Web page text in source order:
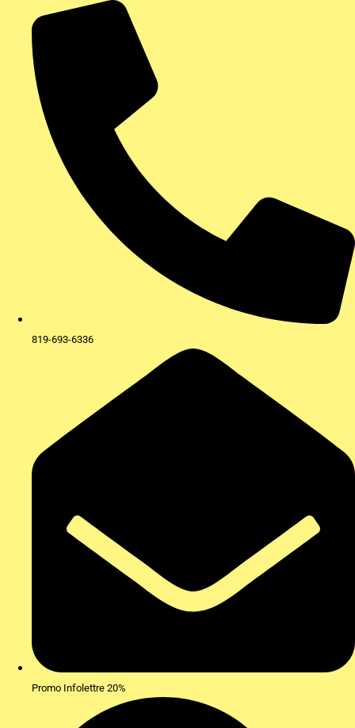
contenu
819-693-6336
Promo Infolettre 20%